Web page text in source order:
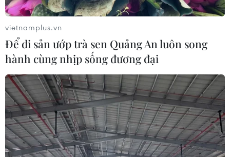
vietnamplus.vn
Để di sản ướp trà sen Quảng An luôn song
hành cùng nhịp sống đương đại